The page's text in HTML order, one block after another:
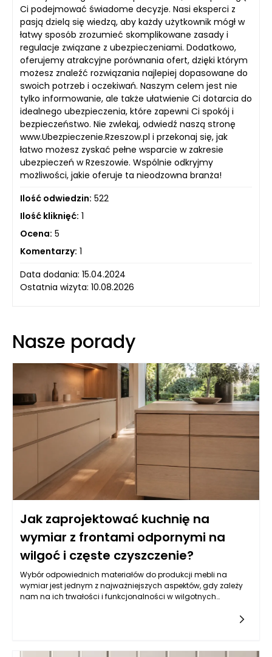
Ci podejmować świadome decyzje. Nasi eksperci z
pasją dzielą się wiedzą, aby każdy użytkownik mógł w
łatwy sposób zrozumieć skomplikowane zasady i
regulacje związane z ubezpieczeniami. Dodatkowo,
oferujemy atrakcyjne porównania ofert, dzięki którym
możesz znaleźć rozwiązania najlepiej dopasowane do
swoich potrzeb i oczekiwań. Naszym celem jest nie
tylko informowanie, ale także ułatwienie Ci dotarcia do
idealnego ubezpieczenia, które zapewni Ci spokój i
bezpieczeństwo. Nie zwlekaj, odwiedź naszą stronę
www.Ubezpieczenie.Rzeszow.pl i przekonaj się, jak
łatwo możesz zyskać pełne wsparcie w zakresie
ubezpieczeń w Rzeszowie. Wspólnie odkryjmy
możliwości, jakie oferuje ta nieodzowna branża!
Ilość odwiedzin: 522
Ilość kliknięć: 1
Ocena: 5
Komentarzy: 1
Data dodania: 15.04.2024
Ostatnia wizyta: 10.08.2026
Nasze porady
Jak zaprojektować kuchnię na
wymiar z frontami odpornymi na
wilgoć i częste czyszczenie?
Wybór odpowiednich materiałów do produkcji mebli na
wymiar jest jednym z najważniejszych aspektów, gdy zależy
nam na ich trwałości i funkcjonalności w wilgotnych
sklejka wodoodporna. Istotne jest, aby materiał miał